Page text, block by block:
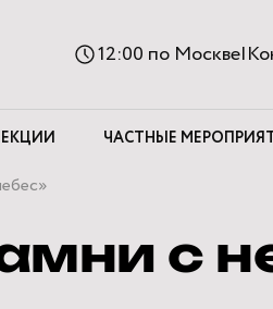
12:00 по Москве|
ЧАСТНЫЕ
с